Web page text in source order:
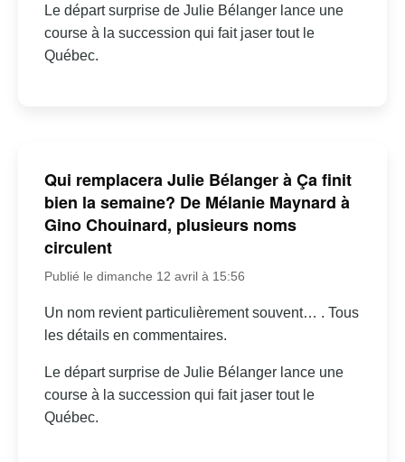
Le départ surprise de Julie Bélanger lance une
course à la succession qui fait jaser tout le
Québec.
Qui remplacera Julie Bélanger à Ça finit
bien la semaine? De Mélanie Maynard à
Gino Chouinard, plusieurs noms
circulent
Publié le dimanche 12 avril à 15:56
Un nom revient particulièrement souvent… . Tous
les détails en commentaires.
Le départ surprise de Julie Bélanger lance une
course à la succession qui fait jaser tout le
Québec.